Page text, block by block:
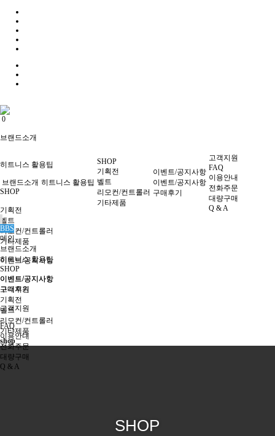
0
브랜드소개
히트니스 활용팁
SHOP
기획전
벨트
리모컨/컨트롤러
기타제품
이벤트/공지사항
이벤트/공지사항
구매후기
고객지원
FAQ
이용안내
전화주문
대량구매
Q & A
브랜드소개 히트니스 활용팁
SHOP
기획전
벨트
리모컨/컨트롤러
기타제품
이벤트/공지사항
이벤트/공지사항
구매후기
고객지원
FAQ
이용안내
전화주문
대량구매
Q & A
BBS
메인
브랜드소개
히트니스 활용팁
SHOP
이벤트/공지사항
고객지원
기획전
벨트
리모컨/컨트롤러
기타제품
shop
SHOP